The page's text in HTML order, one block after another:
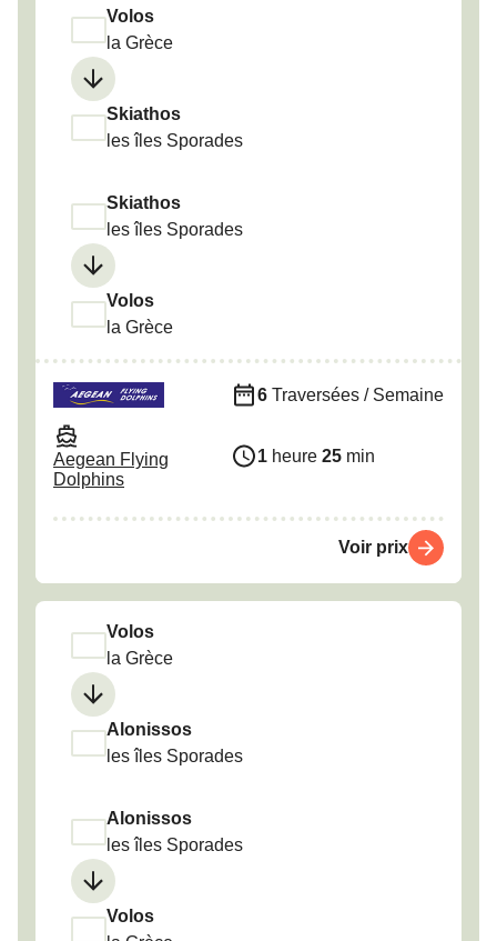
Ελλάδα
Deutschland
Norge
Volos
la Grèce
Skiathos
les îles Sporades
Skiathos
les îles Sporades
Volos
la Grèce
Aegean Flying
Dolphins
6 Traversées / Semaine
1 heure 25 min
Voir prix
Volos
la Grèce
Alonissos
les îles Sporades
Alonissos
les îles Sporades
Volos